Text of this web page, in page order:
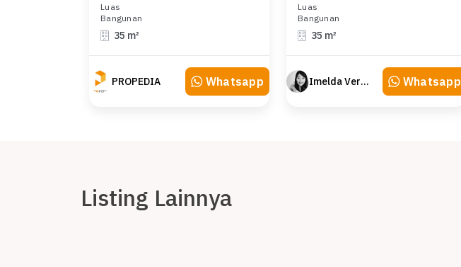
Luas
Bangunan
35 m²
PROPEDIA Whatsapp
Luas
Bangunan
35 m²
Imelda Veranika Whatsapp
Listing Lainnya